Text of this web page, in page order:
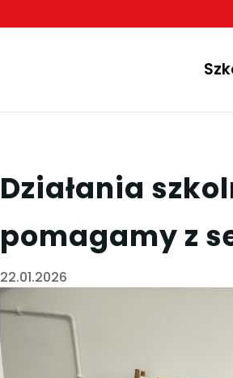
Działania
pomagamy z
22.01.2026